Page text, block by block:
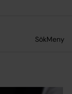
SökMeny